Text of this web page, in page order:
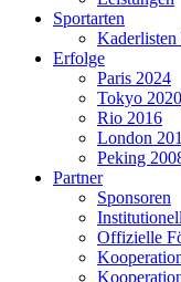
Sportarten
Kaderlisten
Erfolge
Paris 2024
Tokyo 2020
Rio 2016
London
Peking
Partner
Sponsoren
Offizielle